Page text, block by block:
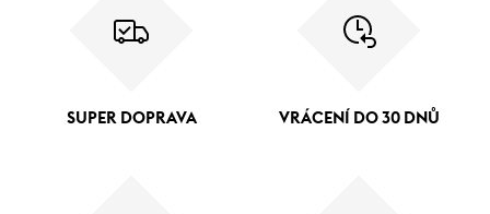
SUPER DOPRAVA VRÁCENÍ DO 30 DNŮ